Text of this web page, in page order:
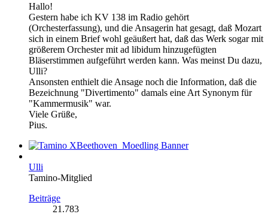
Hallo!
Gestern habe ich KV 138 im Radio gehört
(Orchesterfassung), und die Ansagerin hat gesagt, daß Mozart
sich in einem Brief wohl geäußert hat, daß das Werk sogar mit
größerem Orchester mit ad libidum hinzugefügten
Bläserstimmen aufgeführt werden kann. Was meinst Du dazu,
Ulli?
Ansonsten enthielt die Ansage noch die Information, daß die
Bezeichnung "Divertimento" damals eine Art Synonym für
"Kammermusik" war.
Viele Grüße,
Pius.
Ulli
Tamino-Mitglied
Beiträge
21.783